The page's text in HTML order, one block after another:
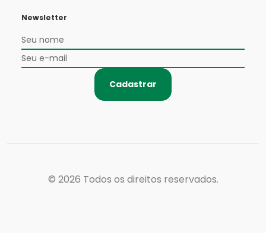
Newsletter
Cadastrar
© 2026 Todos os direitos reservados.